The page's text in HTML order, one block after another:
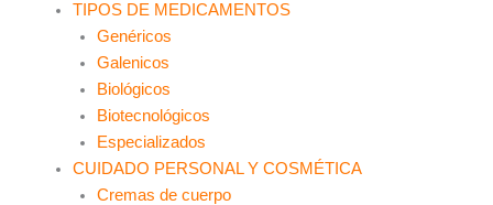
TIPOS DE MEDICAMENTOS
Genéricos
Galenicos
Biológicos
Biotecnológicos
Especializados
CUIDADO PERSONAL Y COSMÉTICA
Cremas de cuerpo